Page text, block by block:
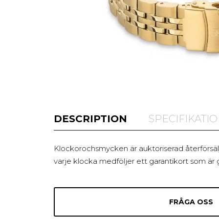
DESCRIPTION
Klockorochsmycken är auktoriserad
varje klocka medföljer ett garantikort som är
FRÅGA OSS